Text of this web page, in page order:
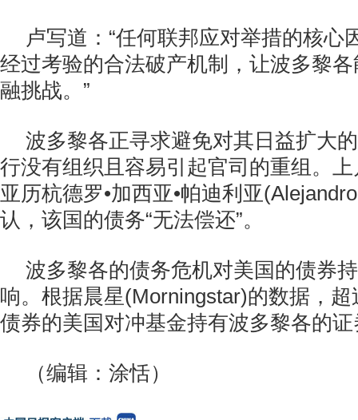
卢写道：“任何联邦应对举措的核心
经过考验的合法破产机制，让波多黎
融挑战。”
波多黎各正寻求避免对其日益扩大
行没有组织且容易引起官司的重组。
亚历杭德罗•加西亚•帕迪利亚
认，该国的债务“无法偿还”。
波多黎各的债务危机对美国的债券
响。根据晨星(Morningstar)的数据，
债券的美国对冲基金持有波多黎各的
（编辑：涂恬）